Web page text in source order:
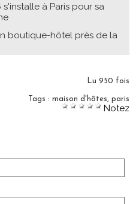
s'installe à Paris pour sa
boutique-hôtel près de la
Lu 950 fois
Tags : maison d'hôtes, paris
Notez